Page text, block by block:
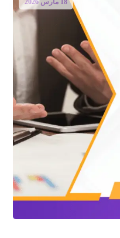
18 مارس 2026